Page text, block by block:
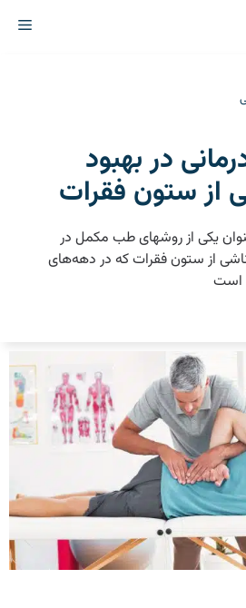
در بهبود
از ستون فقرات
یکی از روشهای طب مکمل در
از ستون فقرات که در دهه‌های
است